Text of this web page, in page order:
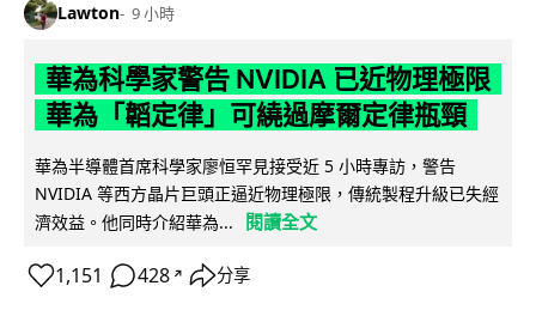
Lawton 9 小時
華為科學家警告 NVIDIA 已近物理極限
華為「韜定律」可繞過摩爾定律瓶頸
華為半導體首席科學家廖恒罕見接受近 5 小時專訪，警告
NVIDIA 等西方晶片巨頭正逼近物理極限，傳統製程升級已失經
濟效益。他同時介紹華為...
閱讀全文
1,151 428 ↗ 分享